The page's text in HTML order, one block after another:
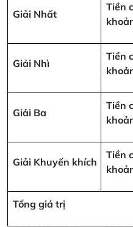
Giải Nhất
Tiền
Giải Nhì
Tiền
Giải Ba
Tiền
Giải Khuyến khích
Tiền
Tổng giá trị